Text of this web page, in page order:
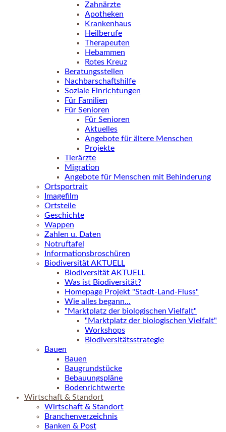
Zahnärzte
Apotheken
Krankenhaus
Heilberufe
Therapeuten
Hebammen
Rotes Kreuz
Beratungsstellen
Nachbarschaftshilfe
Soziale Einrichtungen
Für Familien
Für Senioren
Für Senioren
Aktuelles
Angebote für ältere Menschen
Projekte
Tierärzte
Migration
Angebote für Menschen mit Behinderung
Ortsportrait
Imagefilm
Ortsteile
Geschichte
Wappen
Zahlen u. Daten
Notruftafel
Informationsbroschüren
Biodiversität AKTUELL
Biodiversität AKTUELL
Was ist Biodiversität?
Homepage Projekt "Stadt-Land-Fluss"
Wie alles begann...
"Marktplatz der biologischen Vielfalt"
"Marktplatz der biologischen Vielfalt"
Workshops
Biodiversitätsstrategie
Bauen
Bauen
Baugrundstücke
Bebauungspläne
Bodenrichtwerte
Wirtschaft & Standort
Wirtschaft & Standort
Branchenverzeichnis
Banken & Post